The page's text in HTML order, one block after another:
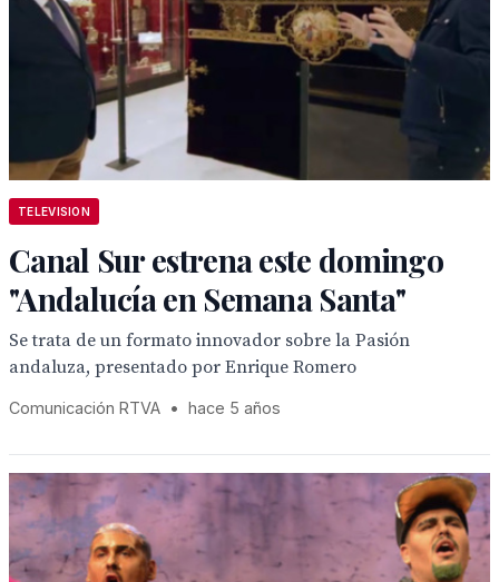
TELEVISION
Canal Sur estrena este domingo
"Andalucía en Semana Santa"
Se trata de un formato innovador sobre la Pasión
andaluza, presentado por Enrique Romero
Comunicación RTVA • hace 5 años